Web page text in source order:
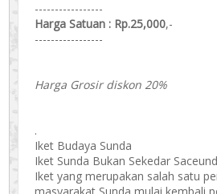
-----------------
Harga Satuan : Rp.25,000,-
-----------------
Harga Grosir diskon 20%
.
Iket Budaya Sunda
Iket Sunda Bukan Sekedar
Iket yang merupakan salah satu